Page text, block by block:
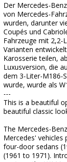
Der Mercedes-
von Mercedes-
wurden, darunter
Coupés und
Fahrzeuge mit 2,2-
Varianten
Karosserie teilen,
Luxusversion, die
dem 3-Liter-M186-
wurde, wurde als
---
This is a beautiful
beautiful classic
The Mercedes-
Mercedes' vehicles
four-door sedans
(1961 to 1971).